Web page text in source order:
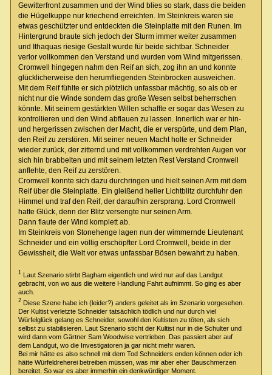
Gewitterfront zusammen und der Wind blies so stark, dass die beiden
die Hügelkuppe nur kriechend erreichten. Im Steinkreis waren sie
etwas geschützter und entdeckten die Steinplatte mit den Runen. Im
Hintergrund braute sich jedoch der Sturm immer weiter zusammen
und Ithaquas riesige Gestalt wurde für beide sichtbar. Schneider
verlor vollkommen den Verstand und wurden vom Wind mitgerissen.
Cromwell hingegen nahm den Reif an sich, zog ihn an und konnte
glücklicherweise den herumfliegenden Steinbrocken ausweichen.
Mit dem Reif fühlte er sich plötzlich unfassbar mächtig, so als ob er
nicht nur die Winde sondern das große Wesen selbst beherrschen
könnte. Mit seinem gestärkten Willen schaffte er sogar das Wesen zu
kontrollieren und den Wind abflauen zu lassen. Innerlich war er hin-
und hergerissen zwischen der Macht, die er verspürte, und dem Plan,
den Reif zu zerstören. Mit seiner neuen Macht holte er Schneider
wieder zurück, der zitternd und mit vollkommen verdrehten Augen vor
sich hin brabbelten und mit seinem letzten Rest Verstand Cromwell
anflehte, den Reif zu zerstören.
Cromwell konnte sich dazu durchringen und hielt seinen Arm mit dem
Reif über die Steinplatte. Ein gleißend heller Lichtblitz durchfuhr den
Himmel und traf den Reif, der daraufhin zersprang. Lord Cromwell
hatte Glück, denn der Blitz versengte nur seinen Arm.
Dann flaute der Wind komplett ab.
Im Steinkreis von Stonehenge lagen nun der wimmernde Lieutenant
Schneider und ein völlig erschöpfter Lord Cromwell, beide in der
Gewissheit, die Welt vor etwas unfassbar Bösen bewahrt zu haben.
1
Laut Szenario stirbt Bagham eigentlich und wird nur auf das Landgut
gebracht, von wo aus die weitere Handlung Fahrt aufnimmt. So ging es aber
auch.
2Diese Szene habe ich (leider?) anders geleitet als im Szenario vorgesehen.
Der Kultist verletzte Schneider tatsächlich tödlich und nur durch viel
Würfelglück gelang es Schneider, sowohl den Kultisten zu töten, als sich
selbst zu stabilisieren. Laut Szenario sticht der Kultist nur in die Schulter und
wird dann vom Gärtner Sam Woodwise vertrieben. Das passiert aber auf
dem Landgut, wo die Investigatoren ja gar nicht mehr waren.
Bei mir hätte es also schnell mit dem Tod Schneiders enden können oder ich
hätte Würfeldreherei betreiben müssen, was mir aber eher Bauschmerzen
bereitet. So war es aber immerhin ein denkwürdiger Moment.